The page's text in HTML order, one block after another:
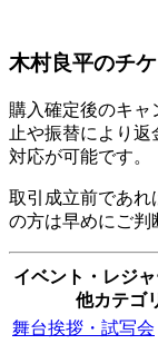
木村良平のチ
購入確定後のキャ
止や振替により
対応が可能です。
取引成立前であれ
の方は早めにご判
イベント・レジ
他カテゴ
舞台挨拶・試写会